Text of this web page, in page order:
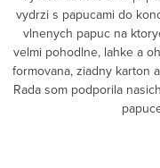
vydrzi s papucami do
vlnenych papuc na
velmi pohodlne, lahke a
formovana, ziadny karton
Rada som podporila